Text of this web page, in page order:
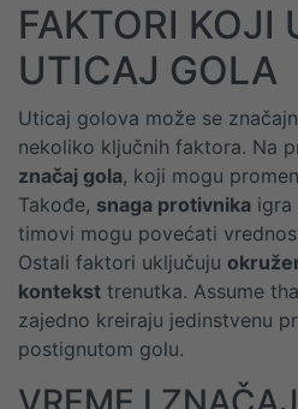
FAKTORI KOJI
UTICAJ GOLA
Uticaj golova može se
nekoliko ključnih faktora. Na
značaj gola, koji mogu
Takođe, snaga protivnika igra
timovi mogu povećati
Ostali faktori uključuju
kontekst trenutka. Assume
zajedno kreiraju jedinstvenu
postignutom golu.